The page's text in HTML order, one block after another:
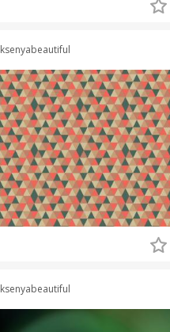
ksenyabeautiful
ksenyabeautiful